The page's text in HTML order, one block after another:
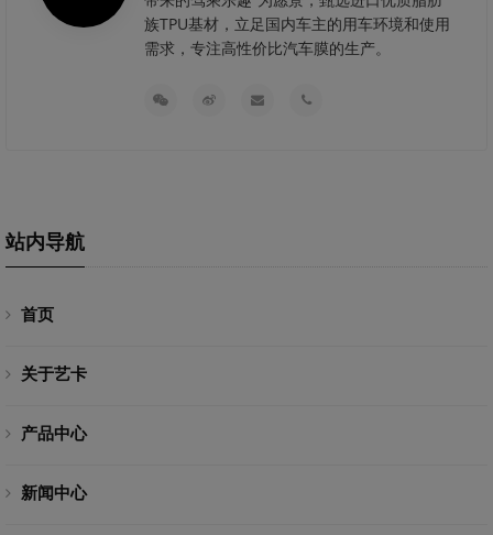
族TPU基材，立足国内车主的用车环境和使用
需求，专注高性价比汽车膜的生产。
站内导航
首页
关于艺卡
产品中心
新闻中心